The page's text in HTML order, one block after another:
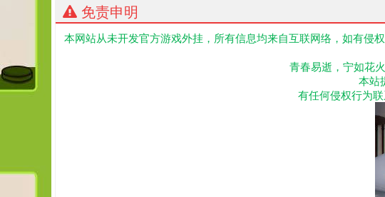
吃鸡便宜的永久黑号,绝地求生黑号是指使用非法手段,不正当的
PUBG便宜的账号,
免责申明
本网站从未开发官方游戏外挂，所有信息均来自互联网络，如有侵
青春易逝，宁如花
本站
有任何侵权行为